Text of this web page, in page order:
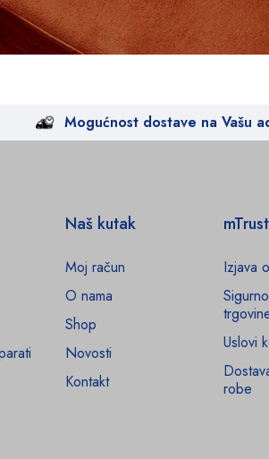
Mogućnost dostave na Vašu
Naš kutak
Moj račun
O nama
Shop
Novosti
Kontakt
mTrust
Izjava
Uslovi
robe